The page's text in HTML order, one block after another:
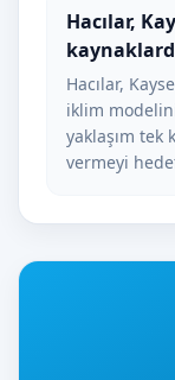
Hacılar,
Hacılar,
iklim
yaklaşım tek
vermeyi